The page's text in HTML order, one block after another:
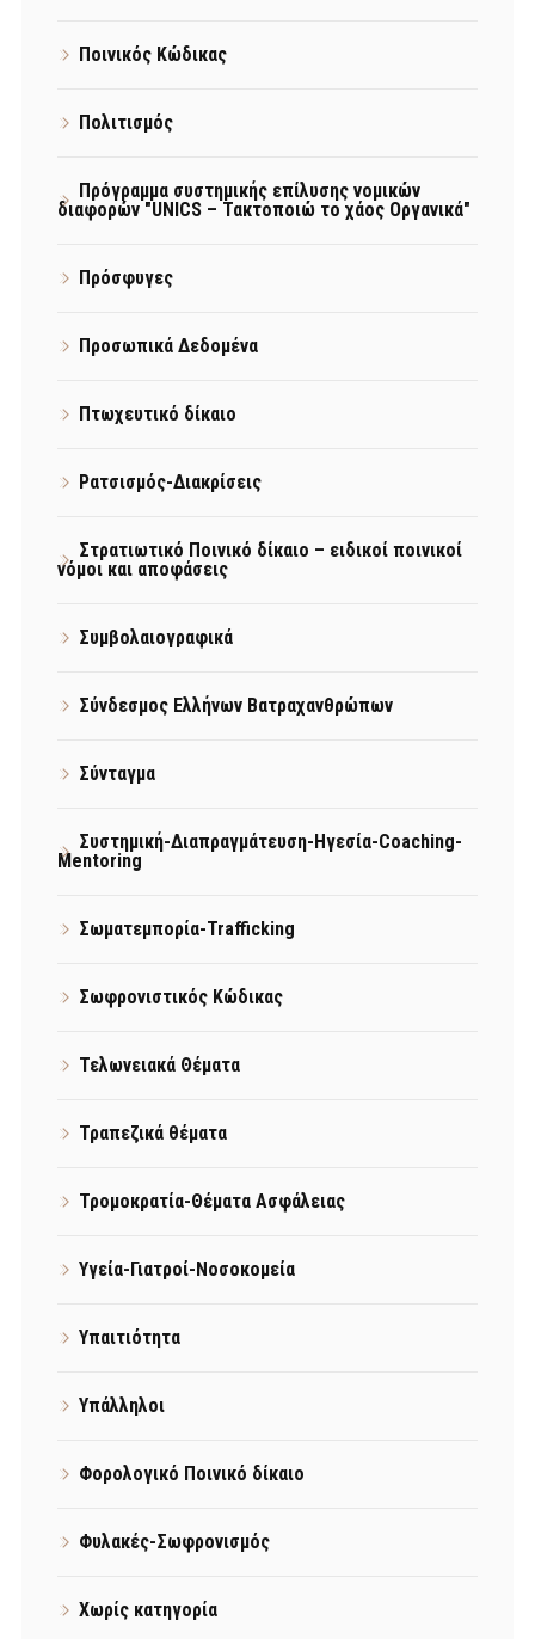
Ποινικός Κώδικας
Πολιτισμός
Πρόγραμμα συστημικής επίλυσης νομικών
διαφορών "UNICS – Τακτοποιώ το χάος Οργανικά"
Πρόσφυγες
Προσωπικά Δεδομένα
Πτωχευτικό δίκαιο
Ρατσισμός-Διακρίσεις
Στρατιωτικό Ποινικό δίκαιο – ειδικοί ποινικοί
νόμοι και αποφάσεις
Συμβολαιογραφικά
Σύνδεσμος Ελλήνων Βατραχανθρώπων
Σύνταγμα
Συστημική-Διαπραγμάτευση-Ηγεσία-Coaching-
Mentoring
Σωματεμπορία-Trafficking
Σωφρονιστικός Κώδικας
Τελωνειακά Θέματα
Τραπεζικά θέματα
Τρομοκρατία-Θέματα Ασφάλειας
Υγεία-Γιατροί-Νοσοκομεία
Υπαιτιότητα
Υπάλληλοι
Φορολογικό Ποινικό δίκαιο
Φυλακές-Σωφρονισμός
Χωρίς κατηγορία